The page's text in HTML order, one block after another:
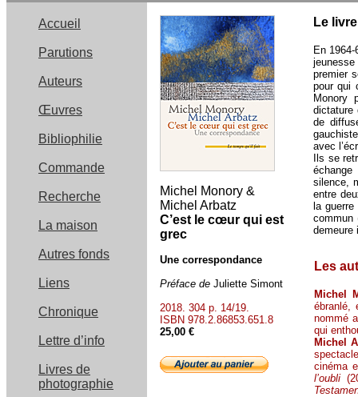
Accueil
Parutions
Auteurs
Œuvres
Bibliophilie
Commande
Recherche
La maison
Autres fonds
Liens
Chronique
Lettre d’info
Livres de
photographie
Michel Monory &
Michel Arbatz
C’est le cœur qui est
grec
Une correspondance
Préface de Juliette Simont
2018. 304 p. 14/19.
ISBN 978.2.86853.651.8
25,00 €
Le livre
En
premier
pour qui
Monory
dictature
de
avec
Ils se
silence,
entre
la
commun
demeure
Les
Michel
ébranlé,
nommé
qui
Michel
cinéma
l’oubli